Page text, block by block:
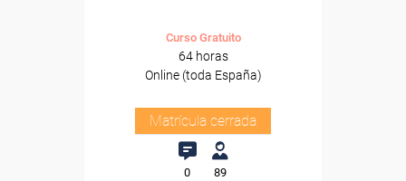
Curso Gratuito
64 horas
Online (toda España)
Matrícula cerrada
0 89